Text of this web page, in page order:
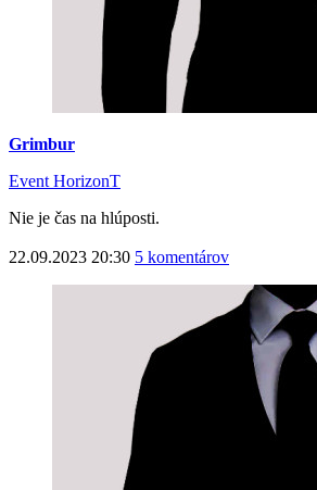
Grimbur
Event HorizonT
Nie je čas na hlúposti.
22.09.2023 20:30 5 komentárov